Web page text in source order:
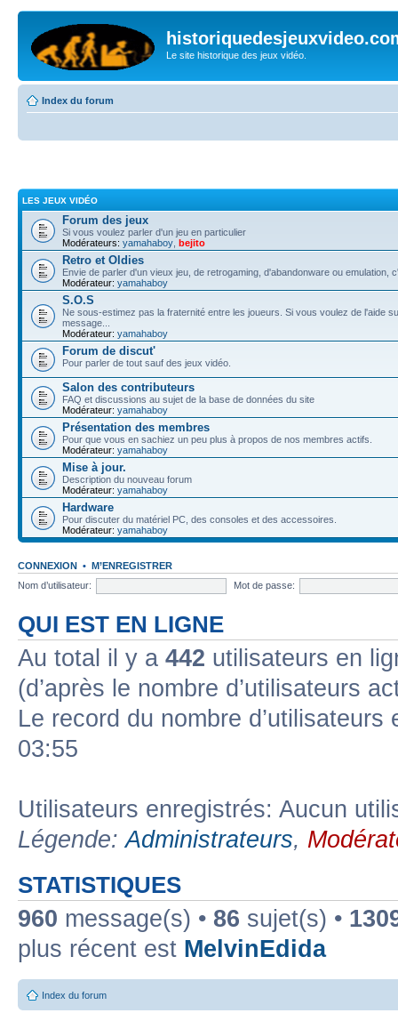
Le site historique des jeux vidéo.
Index du forum
LES JEUX VIDÉO
Forum des jeux
Si vous voulez parler d'un jeu en particulier
Modérateurs: yamahaboy bejito
Retro et Oldies
Envie de parler d'un vieux jeu, de retrogaming, d'abandonware ou emulation,
Modérateur: yamahaboy
S.O.S
Ne sous-estimez pas la fraternité entre les joueurs. Si vous voulez de l'aide
message...
Modérateur: yamahaboy
Forum de discut'
Pour parler de tout sauf des jeux vidéo.
Salon des contributeurs
FAQ et discussions au sujet de la base de données du site
Modérateur: yamahaboy
Présentation des membres
Pour que vous en sachiez un peu plus à propos de nos membres actifs.
Modérateur: yamahaboy
Mise à jour.
Description du nouveau forum
Modérateur: yamahaboy
Hardware
Pour discuter du matériel PC, des consoles et des accessoires.
Modérateur: yamahaboy
CONNEXION • M’ENREGISTRER
Nom d’utilisateur:
Mot de passe:
QUI EST EN LIGNE
Au total il y a 442 utilisateurs en
(d’après le nombre d’utilisateurs
Le record du nombre
03:55
Utilisateurs enregistrés: Aucun
Légende:Administrateurs,
STATISTIQUES
960 message(s) • 86 sujet(s) •
plus récent est MelvinEdida
Index du forum